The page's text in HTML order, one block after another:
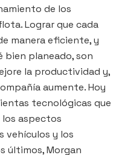
de los
Lograr que cada
manera eficiente, y
bien planeado, son
la productividad y,
aumente. Hoy
tecnológicas que
aspectos
vehículos y los
últimos, Morgan